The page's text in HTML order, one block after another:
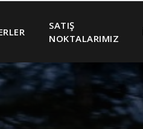
SATIŞ
NOKTALARIMIZ